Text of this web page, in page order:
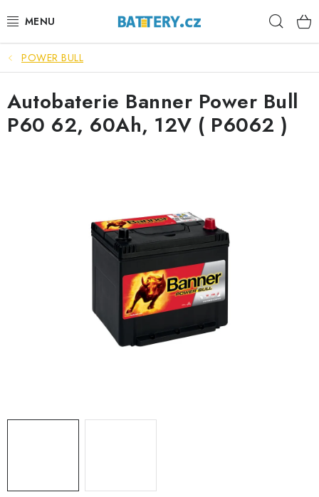
na
VÝHODNÉ SETY
SLUŽBY
AUTOBATERIE
STANIČNÍ BATERIE
POWERBANKY
POWER BULL
Autobaterie Banner Power Bull
P60 62, 60Ah, 12V ( P6062 )